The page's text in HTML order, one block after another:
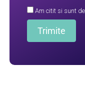
Am citit si sunt